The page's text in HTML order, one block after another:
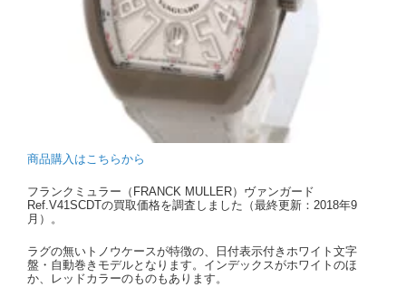
商品購入はこちらから
フランクミュラー（FRANCK MULLER）ヴァンガード
Ref.V41SCDTの買取価格を調査しました（最終更新：2018年9
月）。
ラグの無いトノウケースが特徴の、日付表示付きホワイト文字
盤・自動巻きモデルとなります。インデックスがホワイトのほ
か、レッドカラーのものもあります。